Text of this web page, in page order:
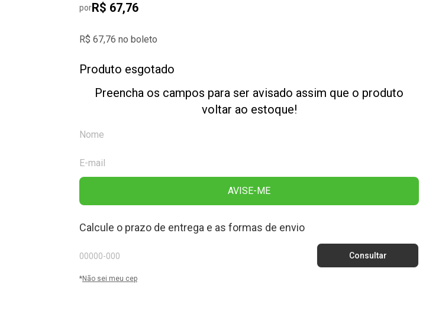
porR$ 67,76
R$ 67,76 no boleto
Produto esgotado
Preencha os campos para ser avisado assim que o produto
voltar ao estoque!
AVISE-ME
Calcule o prazo de entrega e as formas de envio
*Não sei meu cep